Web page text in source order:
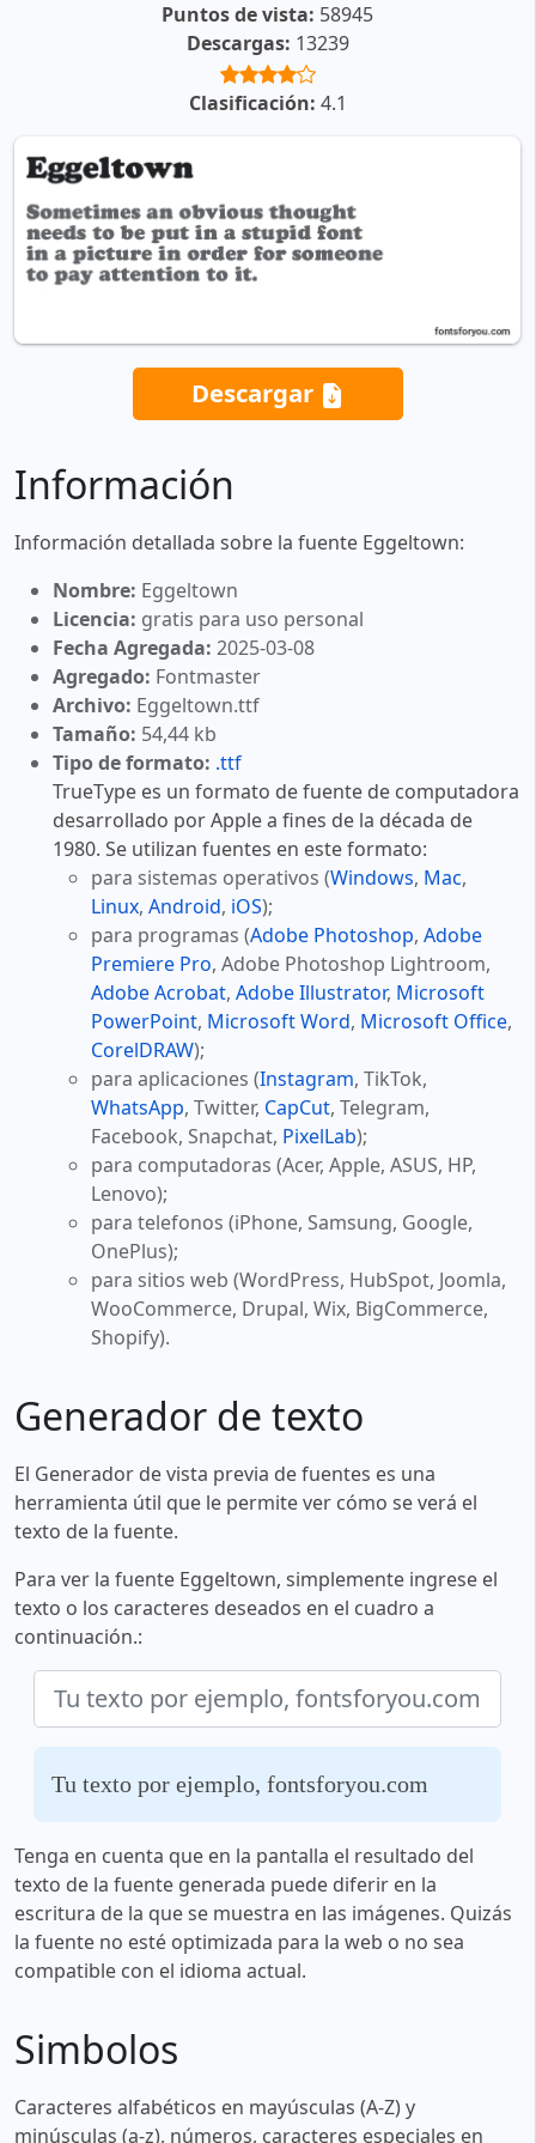
Puntos de vista: 58945
Descargas: 13239
Clasificación: 4.1
Descargar
Información
Información detallada sobre la fuente Eggeltown:
Nombre: Eggeltown
Licencia: gratis para uso personal
Fecha Agregada: 2025-03-08
Agregado: Fontmaster
Archivo: Eggeltown.ttf
Tamaño: 54,44 kb
Tipo de formato: .ttf
TrueType es un formato de fuente de computadora
desarrollado por Apple a fines de la década de
1980. Se utilizan fuentes en este formato:
para sistemas operativos (Windows, Mac,
Linux, Android, iOS);
para programas (Adobe Photoshop, Adobe
Premiere Pro, Adobe Photoshop Lightroom,
Adobe Acrobat, Adobe Illustrator, Microsoft
PowerPoint, Microsoft Word, Microsoft Office,
CorelDRAW);
para aplicaciones (Instagram, TikTok,
WhatsApp, Twitter, CapCut, Telegram,
Facebook, Snapchat, PixelLab);
para computadoras (Acer, Apple, ASUS, HP,
Lenovo);
para telefonos (iPhone, Samsung, Google,
OnePlus);
para sitios web (WordPress, HubSpot, Joomla,
WooCommerce, Drupal, Wix, BigCommerce,
Shopify).
Generador de texto
El Generador de vista previa de fuentes es una
herramienta útil que le permite ver cómo se verá el
texto de la fuente.
Para ver la fuente Eggeltown, simplemente ingrese el
texto o los caracteres deseados en el cuadro a
continuación.:
Tu texto por ejemplo, fontsforyou.com
Tenga en cuenta que en la pantalla el resultado del
texto de la fuente generada puede diferir en la
escritura de la que se muestra en las imágenes. Quizás
la fuente no esté optimizada para la web o no sea
compatible con el idioma actual.
Simbolos
Caracteres alfabéticos en mayúsculas (A-Z) y
minúsculas (a-z), números, caracteres especiales en